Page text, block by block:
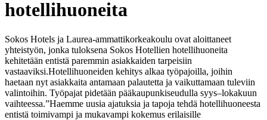
hotellihuoneita
Sokos Hotels ja Laurea-ammattikorkeakoulu ovat aloittaneet
yhteistyön, jonka tuloksena Sokos Hotellien hotellihuoneita
kehitetään entistä paremmin asiakkaiden tarpeisiin
vastaaviksi.Hotellihuoneiden kehitys alkaa työpajoilla, joihin
haetaan nyt asiakkaita antamaan palautetta ja vaikuttamaan tuleviin
valintoihin. Työpajat pidetään pääkaupunkiseudulla syys–lokakuun
vaihteessa.”Haemme uusia ajatuksia ja tapoja tehdä hotellihuoneesta
entistä toimivampi ja mukavampi kokemus erilaisille